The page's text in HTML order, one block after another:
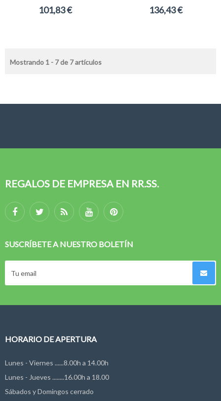
101,83 € 136,43 €
Mostrando 1 - 7 de 7 artículos
REGALOS DE EMPRESA EN RR.SS.
SUSCRÍBETE A NUESTRO BOLETÍN
HORARIO DE APERTURA
Lunes - Viernes ......8.00h a 14.00h
Lunes - Jueves ........16.00h a 18.00
Sábados y Domingos cerrado